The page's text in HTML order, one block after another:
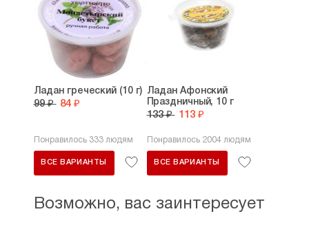
Ладан греческий (10 г)
99 ₽ 84 ₽
Понравилось 333 людям
ВСЕ ВАРИАНТЫ
Ладан Афонский
Праздничный, 10 г
133 ₽ 113 ₽
Понравилось 2004 людям
ВСЕ ВАРИАНТЫ
Возможно, вас заинтересует